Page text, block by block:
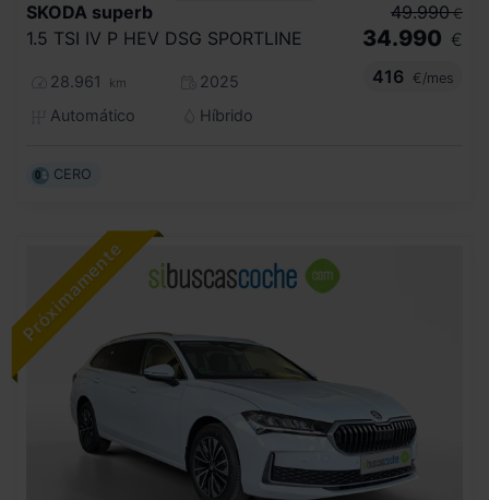
SKODA superb
1.5 TSI IV P HEV DSG SPORTLINE
28.961 km
2025
Automático
Híbrido
49.990 €
34.990 €
416
€/mes
CERO